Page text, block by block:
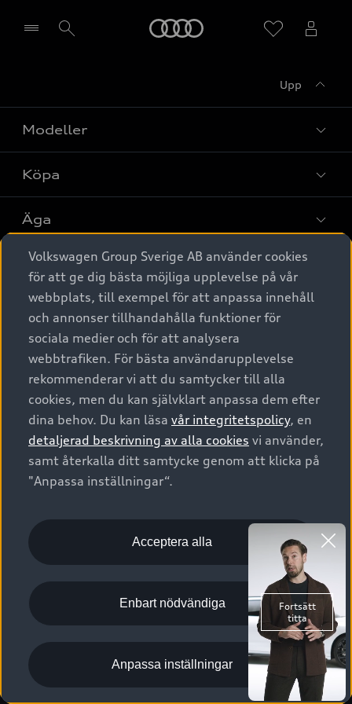
Upp
Modeller
Alla modeller
Elbilar
A6 modellerna
SUV
Avant
Audi Sport
Köpa
Privaterbjudanden
Privatleasing
Nya bilar i lager
Begagnade bilar i lager
Audi approved :plus - så gott som nya
Finansiering
Audi exclusive
Provkörning
Äga
Service & tillbehör
Audi digital services
Originaltillbehör - köp online
Garantier
Försäkring
Digitala manualer för din Audi
Audi Collection – livsstilsartiklar
Vanliga frågor
2G/3G nätet stängs ned - Hur påverkas min bil av detta?
Tjänstebil
Tjänstebil
Business lease online
Företagsleasing
Om Audi Sverige
Kontakta oss
Audi Återförsäljare/-serviceverkstad
myAudi
Pressmeddelanden
Nyhetsbrev
Vårt hållbarhetsarbete
Lediga tjänster huvudkontor
Lediga tjänster hos Audi Återförsäljare
Kommentar till mediauppgifter om dataläcka
© 2026 AUDI SVERIGE. All Rights Reserved.
Utgivare Juridiskt
Juridiskt Audi AG
Juridiskt Audi Digital Giveaway
Anpassa inställningar för cookies
Visselblåsarkanaler
Volkswagen Group Sverige AB använder cookies
för att ge dig bästa möjliga upplevelse på vår
webbplats, till exempel för att anpassa innehåll
och annonser tillhandahålla funktioner för
sociala medier och för att analysera
webbtrafiken. För bästa användarupplevelse
rekommenderar vi att du samtycker till alla
cookies, men du kan självklart anpassa dem efter
dina behov. Du kan läsa vår integritetspolicy, en
detaljerad beskrivning av alla cookies vi använder,
samt återkalla ditt samtycke genom att klicka på
"Anpassa inställningar“.
Acceptera alla
Enbart nödvändiga
Anpassa inställningar